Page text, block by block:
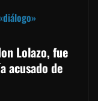
Lolazo, fue
acusado de